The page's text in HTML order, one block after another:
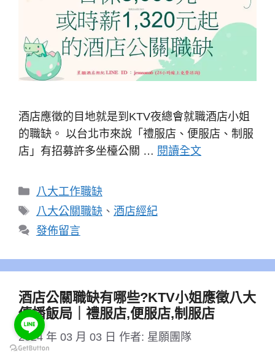
酒店應徵的目地就是到KTV夜總會就職酒店小姐
的職缺。 以台北市來說「禮服店、便服店、制服
店」有招募許多坐檯公關 … 閱讀全文
分
類
八大工作職缺
標
籤
八大公關職缺、 酒店經紀
發佈留言
酒店公關職缺有哪些?KTV小姐應徵八大
傳播飯局｜禮服店,便服店,制服店
2024 年 03 月 03 日 作者: 星願團隊